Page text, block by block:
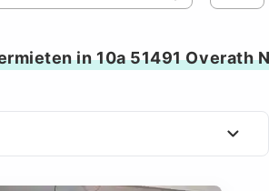
in 10a 51491 Overath